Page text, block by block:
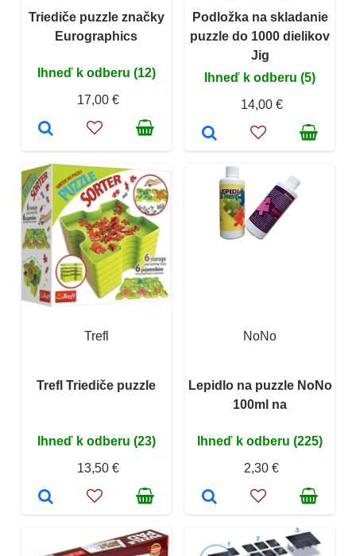
Triediče puzzle značky
Eurographics
Ihneď k odberu (12)
17,00 €
Podložka na skladanie
puzzle do 1000 dielikov
Jig
Ihneď k odberu (5)
14,00 €
Trefl
Trefl Triediče puzzle
Ihneď k odberu (23)
13,50 €
NoNo
Lepidlo na puzzle NoNo
100ml na
Ihneď k odberu (225)
2,30 €